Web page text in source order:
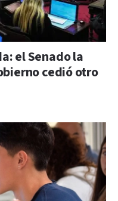
el Senado la
cedió otro